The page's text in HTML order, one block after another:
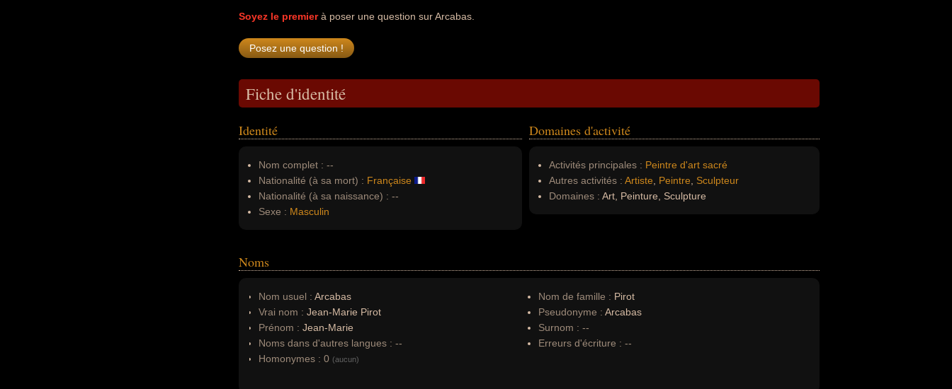
Soyez le premierà poser une question sur Arcabas.
Fiche d'identité
Identité
Nom complet : --
Nationalité (à sa mort) : Française
Nationalité (à sa naissance) : --
Sexe : Masculin
Domaines d'activité
Activités principales : Peintre d'art sacré
Autres activités : Artiste Peintre
Sculpteur
Domaines : Art, Peinture, Sculpture
Noms
Nom usuel : Arcabas
Vrai nom : Jean-Marie Pirot
Prénom : Jean-Marie
Noms dans d'autres langues : --
Homonymes : 0 (aucun)
Nom de famille : Pirot
Pseudonyme : Arcabas
Surnom : --
Erreurs d'écriture : --